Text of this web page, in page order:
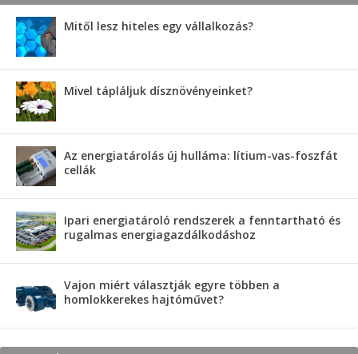
Mitől lesz hiteles egy vállalkozás?
Mivel tápláljuk dísznövényeinket?
Az energiatárolás új hulláma: lítium-vas-foszfát
cellák
Ipari energiatároló rendszerek a fenntartható és
rugalmas energiagazdálkodáshoz
Vajon miért választják egyre többen a
homlokkerekes hajtóművet?